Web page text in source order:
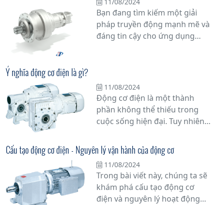
động cơ này đem lại nhiều ưu
điểm vượt trội, từ khả năng
chịu tải nặng đến tuổi thọ cao
và linh hoạt về tốc độ.
Bạn đang tìm kiếm một giải
pháp truyền động mạnh mẽ và
đáng tin cậy cho ứng dụng
là lựa chọn hàng đầu mà bạn
không thể bỏ qua.
Ý nghĩa động cơ điện là gì?
11/08/2024
Động cơ điện là một thành
phần không thể thiếu trong
cuộc sống hiện đại. Tuy nhiên,
trọng đến vậy không? Bài viết
này sẽ đi sâu vào ý nghĩa động
cơ điện và vai trò của nó trong
cuộc sống hàng ngày của
chúng ta.
Cấu tạo động cơ điện - Nguyên lý vận hành của động cơ
11/08/2024
Trong bài viết này, chúng ta sẽ
khám phá cấu tạo động cơ
điện và nguyên lý hoạt động